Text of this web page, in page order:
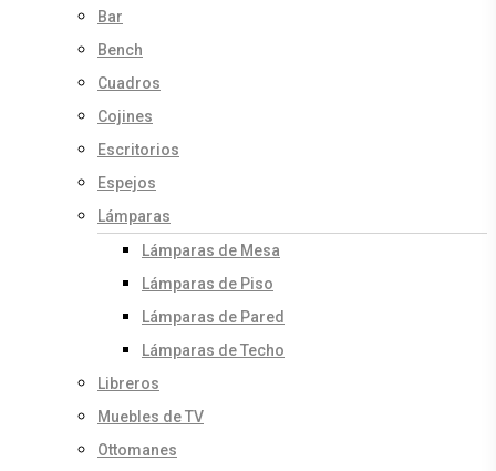
Bar
Bench
Cuadros
Cojines
Escritorios
Espejos
Lámparas
Lámparas de Mesa
Lámparas de Piso
Lámparas de Pared
Lámparas de Techo
Libreros
Muebles de TV
Ottomanes